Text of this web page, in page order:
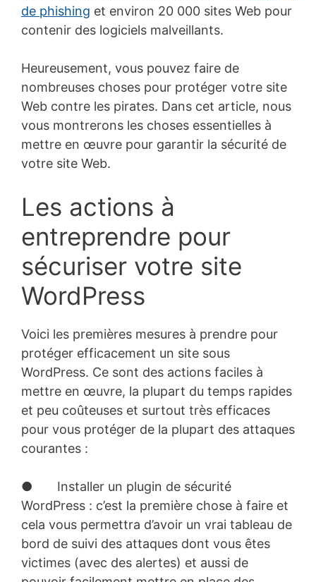
de phishing et environ 20 000 sites Web pour
contenir des logiciels malveillants.
Heureusement, vous pouvez faire de
nombreuses choses pour protéger votre site
Web contre les pirates. Dans cet article, nous
vous montrerons les choses essentielles à
mettre en œuvre pour garantir la sécurité de
votre site Web.
Les actions à
entreprendre pour
sécuriser votre site
WordPress
Voici les premières mesures à prendre pour
protéger efficacement un site sous
WordPress. Ce sont des actions faciles à
mettre en œuvre, la plupart du temps rapides
et peu coûteuses et surtout très efficaces
pour vous protéger de la plupart des attaques
courantes :
● Installer un plugin de sécurité
WordPress : c’est la première chose à faire et
cela vous permettra d’avoir un vrai tableau de
bord de suivi des attaques dont vous êtes
victimes (avec des alertes) et aussi de